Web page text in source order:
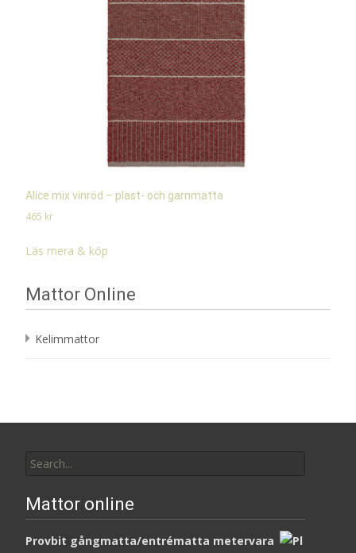
Alice mix vinröd – plast- och garnmatta
465 kr
Läs mera & köp
Mattor Online
Kelimmattor
for:
Mattor online
Provbit gångmatta/entrématta metervara